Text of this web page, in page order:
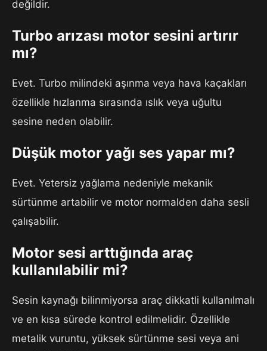
değildir.
Turbo arızası motor sesini artırır
mı?
Evet. Turbo milindeki aşınma veya hava kaçakları
özellikle hızlanma sırasında ıslık veya uğultu
sesine neden olabilir.
Düşük motor yağı ses yapar mı?
Evet. Yetersiz yağlama nedeniyle mekanik
sürtünme artabilir ve motor normalden daha sesli
çalışabilir.
Motor sesi arttığında araç
kullanılabilir mi?
Sesin kaynağı bilinmiyorsa araç dikkatli kullanılmalı
ve en kısa sürede kontrol edilmelidir. Özellikle
metalik vuruntu, yüksek sürtünme sesi veya ani